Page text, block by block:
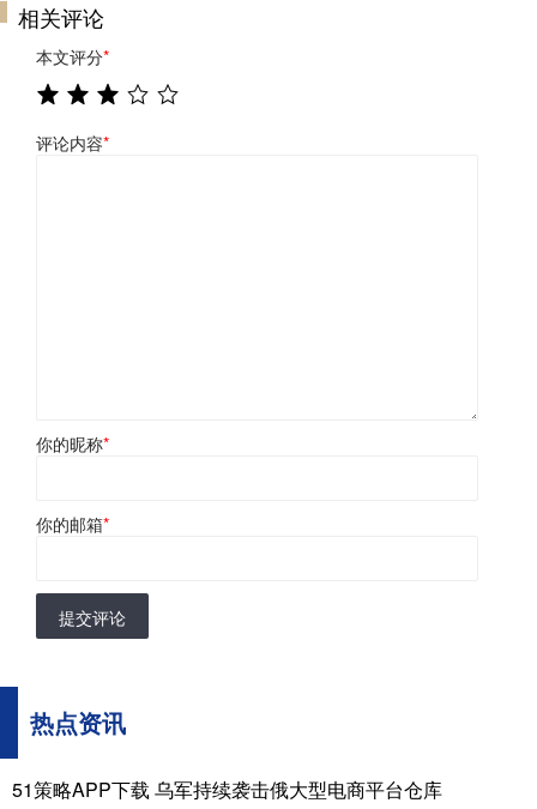
相关评论
本文评分*
评论内容*
你的昵称*
你的邮箱*
提交评论
热点资讯
51策略APP下载 乌军持续袭击俄大型电商平台仓库